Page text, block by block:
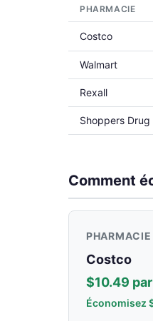
PHARMACIE
Costco
Walmart
Rexall
Shoppers Drug
Comment
Costco
$10.49
Économisez